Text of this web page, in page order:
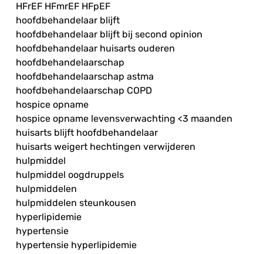
HFrEF HFmrEF HFpEF
hoofdbehandelaar blijft
hoofdbehandelaar blijft bij second opinion
hoofdbehandelaar huisarts ouderen
hoofdbehandelaarschap
hoofdbehandelaarschap astma
hoofdbehandelaarschap COPD
hospice opname
hospice opname levensverwachting <3 maanden
huisarts blijft hoofdbehandelaar
huisarts weigert hechtingen verwijderen
hulpmiddel
hulpmiddel oogdruppels
hulpmiddelen
hulpmiddelen steunkousen
hyperlipidemie
hypertensie
hypertensie hyperlipidemie